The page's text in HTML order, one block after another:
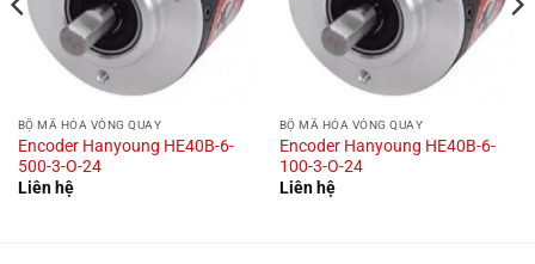
BỘ MÃ HÓA VÒNG QUAY
Encoder Hanyoung HE40B-6-
500-3-O-24
Liên hệ
BỘ MÃ HÓA VÒNG QUAY
Encoder Hanyoung HE40B-6-
100-3-O-24
Liên hệ